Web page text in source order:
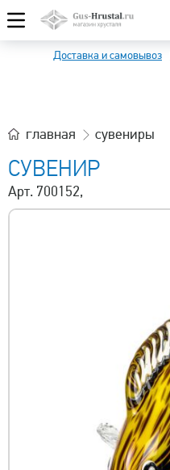
Доставка и самовывоз
главная сувениры
СУВЕНИР
Арт. 700152,